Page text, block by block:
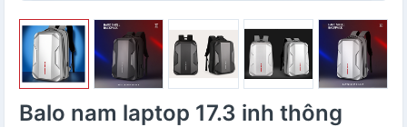
Balo nam laptop 17.3 inh thông